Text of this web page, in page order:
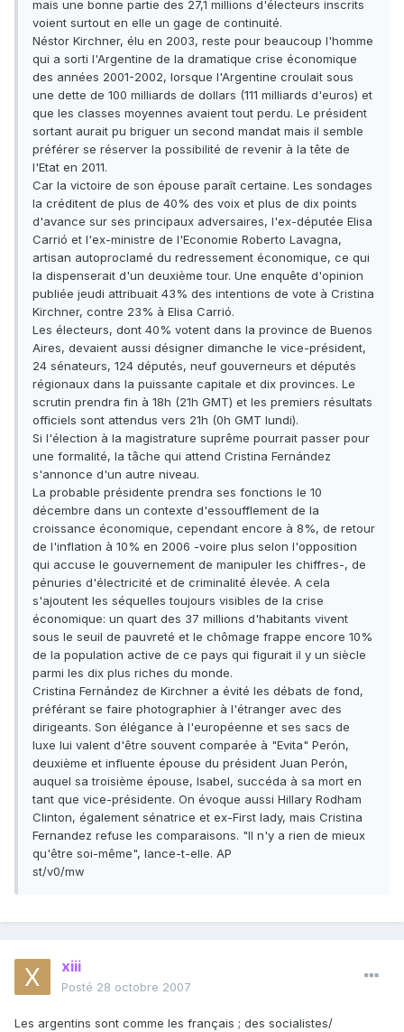
mais une bonne partie des 27,1 millions d'électeurs inscrits
voient surtout en elle un gage de continuité.
Néstor Kirchner, élu en 2003, reste pour beaucoup l'homme
qui a sorti l'Argentine de la dramatique crise économique
des années 2001-2002, lorsque l'Argentine croulait sous
une dette de 100 milliards de dollars (111 milliards d'euros) et
que les classes moyennes avaient tout perdu. Le président
sortant aurait pu briguer un second mandat mais il semble
préférer se réserver la possibilité de revenir à la tête de
l'Etat en 2011.
Car la victoire de son épouse paraît certaine. Les sondages
la créditent de plus de 40% des voix et plus de dix points
d'avance sur ses principaux adversaires, l'ex-députée Elisa
Carrió et l'ex-ministre de l'Economie Roberto Lavagna,
artisan autoproclamé du redressement économique, ce qui
la dispenserait d'un deuxième tour. Une enquête d'opinion
publiée jeudi attribuait 43% des intentions de vote à Cristina
Kirchner, contre 23% à Elisa Carrió.
Les électeurs, dont 40% votent dans la province de Buenos
Aires, devaient aussi désigner dimanche le vice-président,
24 sénateurs, 124 députés, neuf gouverneurs et députés
régionaux dans la puissante capitale et dix provinces. Le
scrutin prendra fin à 18h (21h GMT) et les premiers résultats
officiels sont attendus vers 21h (0h GMT lundi).
Si l'élection à la magistrature suprême pourrait passer pour
une formalité, la tâche qui attend Cristina Fernández
s'annonce d'un autre niveau.
La probable présidente prendra ses fonctions le 10
décembre dans un contexte d'essoufflement de la
croissance économique, cependant encore à 8%, de retour
de l'inflation à 10% en 2006 -voire plus selon l'opposition
qui accuse le gouvernement de manipuler les chiffres-, de
pénuries d'électricité et de criminalité élevée. A cela
s'ajoutent les séquelles toujours visibles de la crise
économique: un quart des 37 millions d'habitants vivent
sous le seuil de pauvreté et le chômage frappe encore 10%
de la population active de ce pays qui figurait il y un siècle
parmi les dix plus riches du monde.
Cristina Fernández de Kirchner a évité les débats de fond,
préférant se faire photographier à l'étranger avec des
dirigeants. Son élégance à l'européenne et ses sacs de
luxe lui valent d'être souvent comparée à "Evita" Perón,
deuxième et influente épouse du président Juan Perón,
auquel sa troisième épouse, Isabel, succéda à sa mort en
tant que vice-présidente. On évoque aussi Hillary Rodham
Clinton, également sénatrice et ex-First lady, mais Cristina
Fernandez refuse les comparaisons. "Il n'y a rien de mieux
qu'être soi-même", lance-t-elle. AP
st/v0/mw
xiii
Posté 28 octobre 2007
Les argentins sont comme les français ; des socialistes/